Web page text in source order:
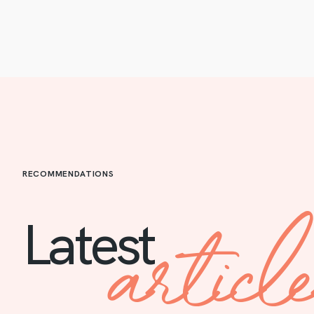
RECOMMENDATIONS
Latest